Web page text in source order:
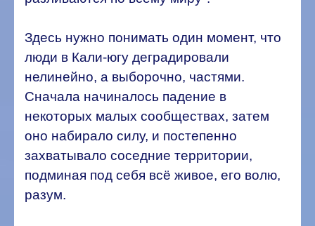
Здесь нужно понимать один момент, что
люди в Кали-югу деградировали
нелинейно, а выборочно, частями.
Сначала начиналось падение в
некоторых малых сообществах, затем
оно набирало силу, и постепенно
захватывало соседние территории,
подминая под себя всё живое, его волю,
разум.